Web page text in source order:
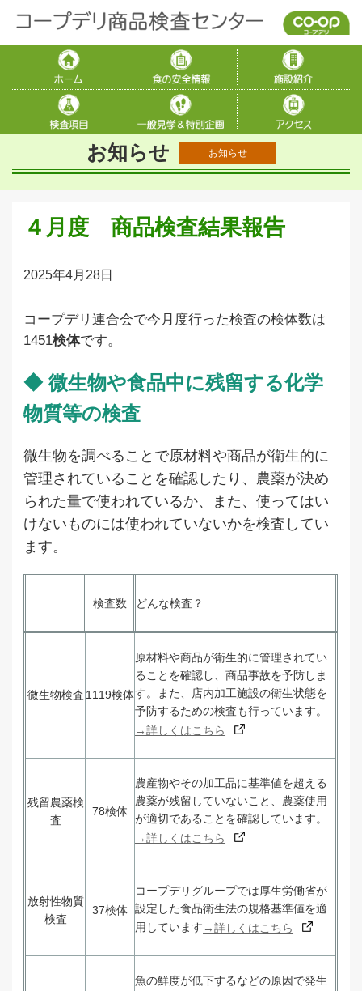
お知らせ お知らせ
４月度 商品検査結果報告
2025年4月28日
コープデリ連合会で今月度行った検査の検体数は
1451検体です。
◆ 微生物や食品中に残留する化学
物質等の検査
微生物を調べることで原材料や商品が衛生的に
管理されていることを確認したり、農薬が決め
られた量で使われているか、また、使ってはい
けないものには使われていないかを検査してい
ます。
検査数 どんな検査？
微生物検査 1119検体
原材料や商品が衛生的に管理されてい
ることを確認し、商品事故を予防しま
す。また、店内加工施設の衛生状態を
予防するための検査も行っています。
→詳しくはこちら
残留農薬検
査
78検体
農産物やその加工品に基準値を超える
農薬が残留していないこと、農薬使用
が適切であることを確認しています。
→詳しくはこちら
放射性物質
検査
37検体
コープデリグループでは厚生労働省が
設定した食品衛生法の規格基準値を適
用しています →詳しくはこちら
魚の鮮度が低下するなどの原因で発生